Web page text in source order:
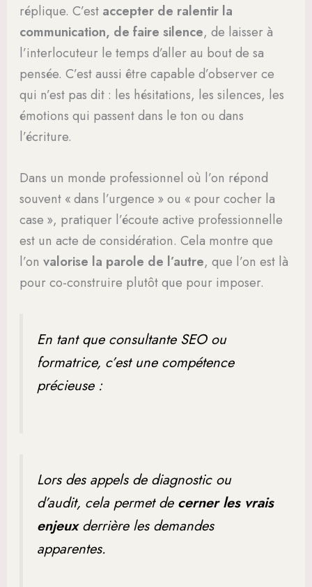
réplique. C’est accepter de ralentir la
communication, de faire silence, de laisser à
l’interlocuteur le temps d’aller au bout de sa
pensée. C’est aussi être capable d’observer ce
qui n’est pas dit : les hésitations, les silences, les
émotions qui passent dans le ton ou dans
l’écriture.
Dans un monde professionnel où l’on répond
souvent « dans l’urgence » ou « pour cocher la
case », pratiquer l’écoute active professionnelle
est un acte de considération. Cela montre que
l’onvalorise la parole de l’autre, que l’on est là
pour co-construire plutôt que pour imposer.
En tant que consultante SEO ou
formatrice, c’est une compétence
précieuse :
Lors des appels de diagnostic ou
d’audit, cela permet de cerner les vrais
enjeuxderrière les demandes
apparentes.